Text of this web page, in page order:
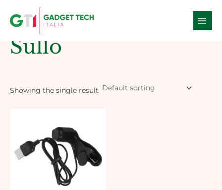
Main
Home / Products tagged “sullo”
Sullo
Showing the single result